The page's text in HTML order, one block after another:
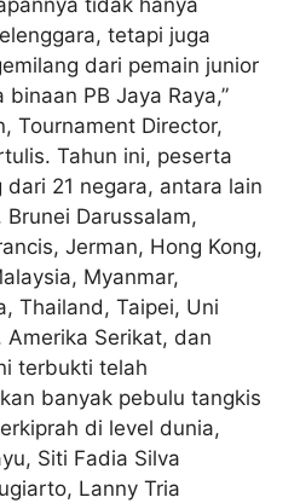
tidak hanya
tetapi juga
dari pemain junior
PB Jaya Raya,”
Tournament Director,
Tahun ini, peserta
21 negara, antara lain
Darussalam,
Jerman, Hong Kong,
Myanmar,
Thailand, Taipei, Uni
Amerika Serikat, dan
terbukti telah
banyak pebulu tangkis
di level dunia,
Siti Fadia Silva
Lanny Tria